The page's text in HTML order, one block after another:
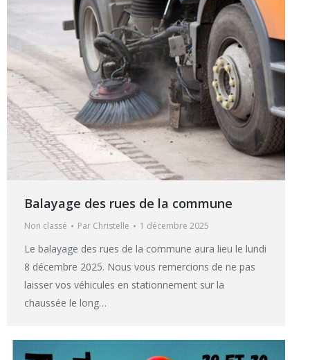
Balayage des rues de la commune
Non classé Par Christelle 1 décembre 2025
Le balayage des rues de la commune aura lieu le lundi
8 décembre 2025. Nous vous remercions de ne pas
laisser vos véhicules en stationnement sur la
chaussée le long…